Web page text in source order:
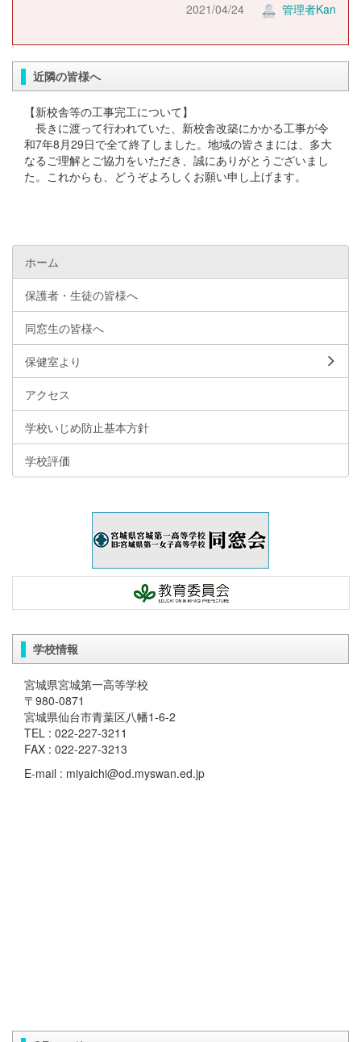
2021/04/24
管理者Kan
近隣の皆様へ
【新校舎等の工事完工について】
長きに渡って行われていた、新校舎改築にかかる工事が令
和7年8月29日で全て終了しました。地域の皆さまには、多大
なるご理解とご協力をいただき、誠にありがとうございまし
た。これからも、どうぞよろしくお願い申し上げます。
ホーム
保護者・生徒の皆様へ
同窓生の皆様へ
保健室より
アクセス
学校いじめ防止基本方針
学校評価
学校情報
宮城県宮城第一高等学校
〒980-0871
宮城県仙台市青葉区八幡1-6-2
TEL : 022-227-3211
FAX : 022-227-3213
E-mail : miyaichi@od.myswan.ed.jp